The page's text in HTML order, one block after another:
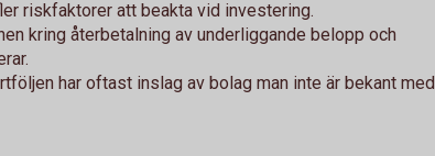
riskfaktorer att beakta vid investering.
kring återbetalning av underliggande belopp och
har oftast inslag av bolag man inte är bekant